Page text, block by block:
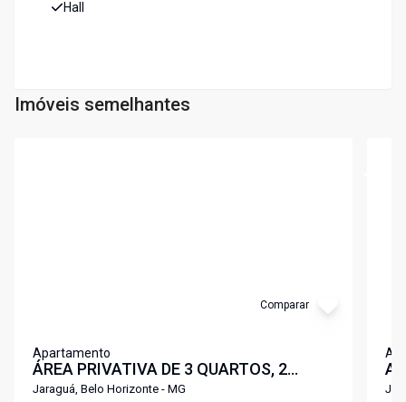
Hall
Imóveis semelhantes
Comparar
Apartamento
ÁREA PRIVATIVA DE 3 QUARTOS, 2
SUITES 2 VAGAS NO BAIRRO JARAGUÁ -
Jaraguá, Belo Horizonte - MG